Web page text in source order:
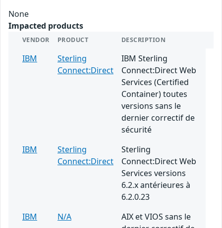
None
Impacted products
VENDOR PRODUCT DESCRIPTION
IBM
Sterling
Connect:Direct
IBM Sterling
Connect:Direct Web
Services (Certified
Container) toutes
versions sans le
dernier correctif de
sécurité
IBM
Sterling
Connect:Direct
Sterling
Connect:Direct Web
Services versions
6.2.x antérieures à
6.2.0.23
IBM
N/A
AIX et VIOS sans le